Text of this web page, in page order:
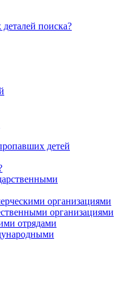
поиска?
детей
организациями
организациями
отрядами